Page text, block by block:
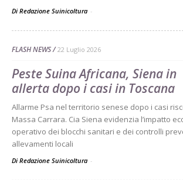
Di Redazione Suinicoltura -
FLASH NEWS 22 Luglio 2026
Peste Suina Africana, Siena in
allerta dopo i casi in Toscana
Allarme Psa nel territorio senese dopo i casi
Massa Carrara. Cia Siena evidenzia l’impatto
operativo dei blocchi sanitari e dei controlli
allevamenti locali
Di Redazione Suinicoltura -